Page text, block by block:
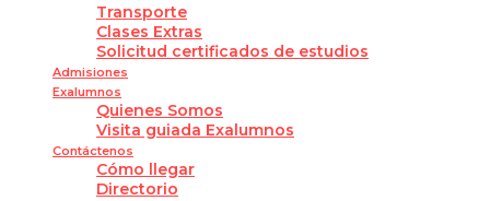
Transporte
Clases Extras
Solicitud certificados de estudios
Admisiones
Exalumnos
Quienes Somos
Visita guiada Exalumnos
Contáctenos
Cómo llegar
Directorio